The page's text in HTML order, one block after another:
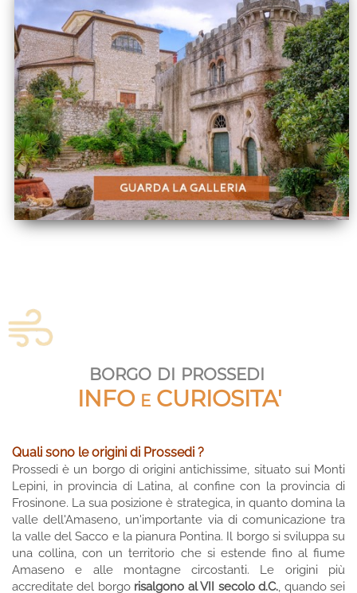
borgo di prossedi
INFO e CURIOSITA'
Quali sono le origini di Prossedi ?
Prossedi è un borgo di origini antichissime, situato sui Monti
Lepini, in provincia di Latina, al confine con la provincia di
Frosinone. La sua posizione è strategica, in quanto domina la
valle dell'Amaseno, un'importante via di comunicazione tra
la valle del Sacco e la pianura Pontina. Il borgo si sviluppa su
una collina, con un territorio che si estende fino al fiume
Amaseno e alle montagne circostanti. Le origini più
accreditate del borgo risalgono al VII secolo d.C., quando sei